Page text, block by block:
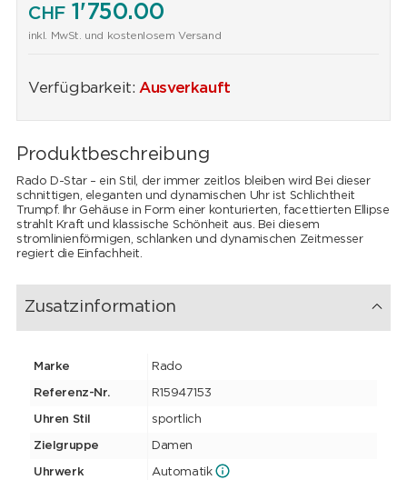
CHF1'750.00
inkl. MwSt. und kostenlosem Versand
Verfügbarkeit: Ausverkauft
Produktbeschreibung
Rado D-Star – ein Stil, der immer zeitlos bleiben wird Bei dieser
schnittigen, eleganten und dynamischen Uhr ist Schlichtheit
Trumpf. Ihr Gehäuse in Form einer konturierten, facettierten Ellipse
strahlt Kraft und klassische Schönheit aus. Bei diesem
stromlinienförmigen, schlanken und dynamischen Zeitmesser
regiert die Einfachheit.
Zusatzinformation
Marke Rado
Referenz-Nr. R15947153
Uhren Stil sportlich
Zielgruppe Damen
Uhrwerk Automatik